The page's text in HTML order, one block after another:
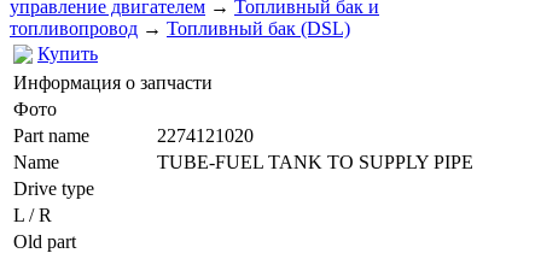
управление двигателем → Топливный бак и
топливопровод → Топливный бак (DSL)
Купить
Информация о запчасти
Фото
Part name
2274121020
Name
TUBE-FUEL TANK TO SUPPLY PIPE
Drive type
L / R
Old part